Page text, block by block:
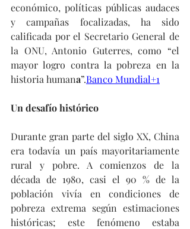
económico, políticas públicas audaces
y campañas focalizadas, ha sido
calificada por el Secretario General de
la ONU, Antonio Guterres, como “el
mayor logro contra la pobreza en la
historia humana”.Banco Mundial+1
Un desafío histórico
Durante gran parte del siglo XX, China
era todavía un país mayoritariamente
rural y pobre. A comienzos de la
década de 1980, casi el 90 % de la
población vivía en condiciones de
pobreza extrema según estimaciones
históricas; este fenómeno estaba